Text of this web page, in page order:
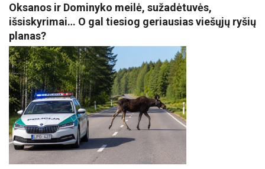
Oksanos ir Dominyko meilė, sužadėtuvės,
išsiskyrimai… O gal tiesiog geriausias viešųjų ryšių
planas?